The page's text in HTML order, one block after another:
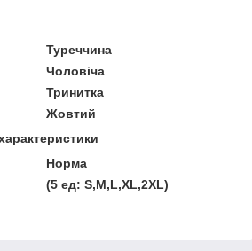
Туреччина
Чоловіча
Тринитка
Жовтий
Норма
(5 ед: S,M,L,XL,2XL)